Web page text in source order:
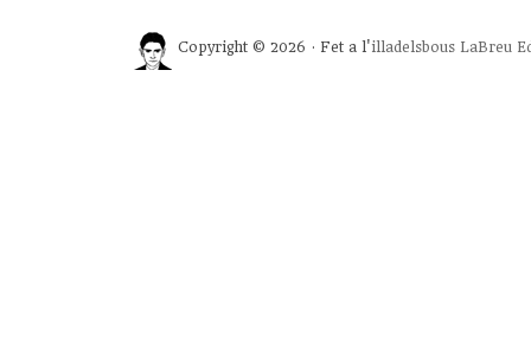
Copyright © 2026 · Fet a l'illadelsbous LaBreu